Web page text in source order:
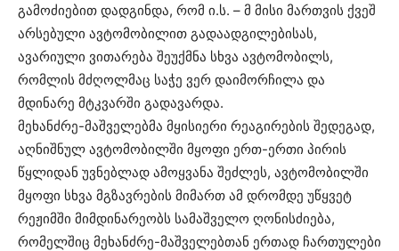
გამოძიებით დადგინდა, რომ ი.ს. – მ მისი მართვის ქვეშ
არსებული ავტომობილით გადაადგილებისას,
ავარიული ვითარება შეუქმნა სხვა ავტომობილს,
რომლის მძღოლმაც საჭე ვერ დაიმორჩილა და
მდინარე მტკვარში გადავარდა.
მეხანძრე-მაშველებმა მყისიერი რეაგირების შედეგად,
აღნიშნულ ავტომობილში მყოფი ერთ-ერთი პირის
წყლიდან უვნებლად ამოყვანა შეძლეს, ავტომობილში
მყოფი სხვა მგზავრების მიმართ ამ დრომდე უწყვეტ
რეჟიმში მიმდინარეობს სამაშველო ღონისძიება,
რომელშიც მეხანძრე-მაშველებთან ერთად ჩართულები